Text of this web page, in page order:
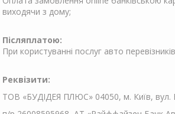
виходячи з дому;
Післяплатою:
При користуванні послуг авто перевізників
Реквізити:
ТОВ «БУДІДЕЯ ПЛЮС» 04050, м. Київ, вул.